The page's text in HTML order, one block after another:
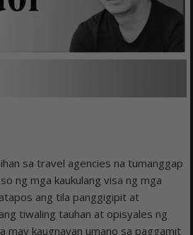
sa travel agencies na tumanggap
ng mga kaukulang visa ng mga
ang tila panggigipit at
tiwaling tauhan at opisyales ng
may kaugnayan umano sa paggamit